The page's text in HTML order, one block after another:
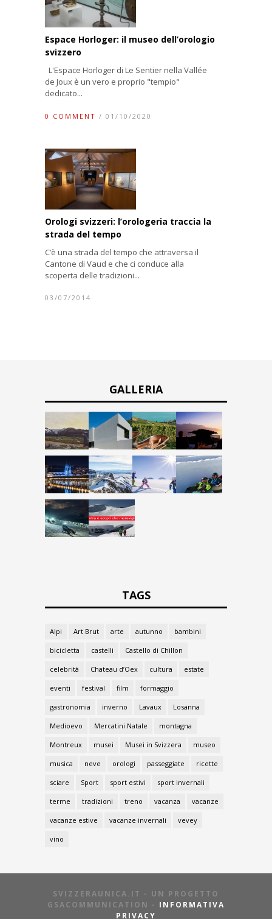
Espace Horloger: il museo dell’orologio
svizzero
L'Espace Horloger di Le Sentier nella Vallée
de Joux è un vero e proprio "tempio"
dedicato...
0 COMMENT / 01/10/2020
Orologi svizzeri: l’orologeria traccia la
strada del tempo
C’è una strada del tempo che attraversa il
Cantone di Vaud e che ci conduce alla
scoperta delle tradizioni...
03/07/2014
GALLERIA
TAGS
Alpi Art Brut arte autunno bambini
bicicletta castelli Castello di Chillon
celebrità Chateau d’Oex cultura estate
eventi festival film formaggio
gastronomia inverno Lavaux Losanna
Medioevo Mercatini Natale montagna
Montreux musei Musei in Svizzera museo
musica neve orologi passeggiate ricette
sciare Sport sport estivi sport invernali
terme tradizioni treno vacanza vacanze
vacanze estive vacanze invernali vevey
vino
SVIZZERAUNICA.IT - UN PROGETTO
GSACOMMUNICATION - INFORMATIVA
PRIVACY